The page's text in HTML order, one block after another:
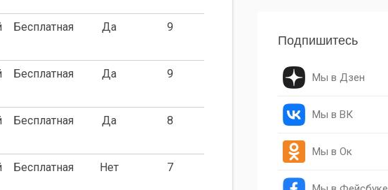
Бесплатная Да 9
Бесплатная Да 9
Бесплатная Да 8
Бесплатная Нет 7
Подпишитесь
Мы в Дзен
Мы в ВК
Мы в Ок